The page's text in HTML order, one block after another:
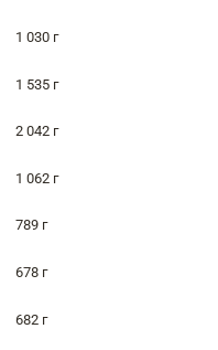
1 030 г
1 535 г
2 042 г
1 062 г
789 г
678 г
682 г